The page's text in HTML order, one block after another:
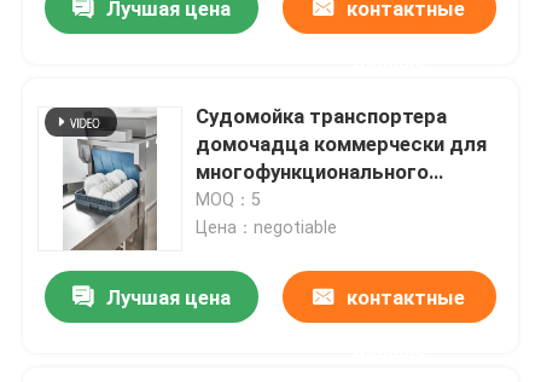
Лучшая цена контактные
Судомойка транспортера
домочадца коммерчески для
многофункционального
гостиниц автоматическое
MOQ：5
Цена：negotiable
Лучшая цена контактные